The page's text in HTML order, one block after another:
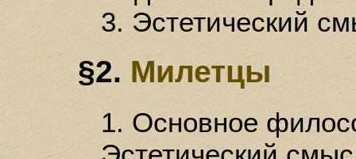
3. Эстетический
§2.Милетцы
1. Основное